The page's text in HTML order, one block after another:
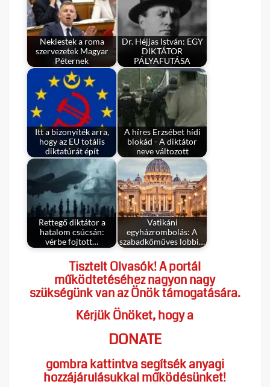
Nekiestek a roma
szervezetek Magyar
Péternek
Dr. Héjjas István: EGY
DIKTÁTOR
PÁLYAFUTÁSA
Itt a bizonyíték arra,
hogy az EU totális
diktatúrát épít
A híres Erzsébet hídi
blokád - A diktátor
neve változott
Rettegő diktátor a
hatalom csúcsán:
vérbe fojtott…
Vatikáni
egyházrombolás: A
szabadkőműves lobbi…
Tisztelt Olvasók! A portál
működtetéséhez nagyon nagy
szükségünk van az Önök támogatására.
Kérjük Önöket, hogy a
DONATE
gombra kattintva segítsék anyagi
hozzájárulásukkal működésünket!